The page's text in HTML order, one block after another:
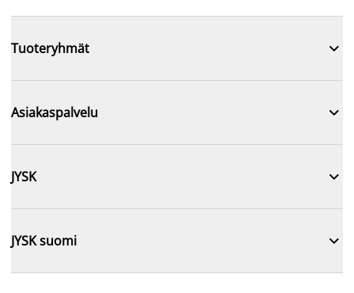
Tuoteryhmät 
Asiakaspalvelu 
JYSK 
JYSK suomi 